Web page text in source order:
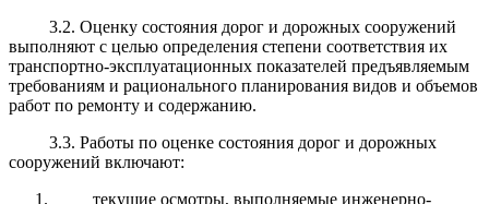
3.2. Оценку состояния дорог и дорожных сооружений
выполняют с целью определения степени соответствия их
транспортно-эксплуатационных показателей предъявляемым
требованиям и рационального планирования видов и объемов
работ по ремонту и содержанию.
3.3. Работы по оценке состояния дорог и дорожных
сооружений включают:
текущие осмотры, выполняемые инженерно-